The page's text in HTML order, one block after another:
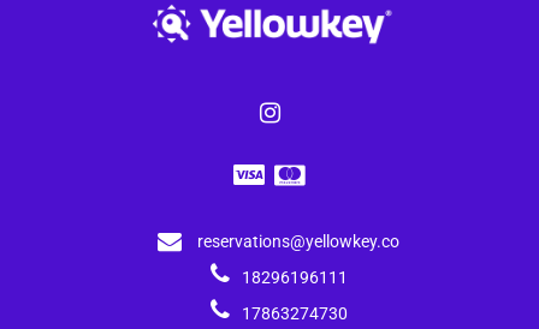
reservations@yellowkey.co
18296196111
17863274730